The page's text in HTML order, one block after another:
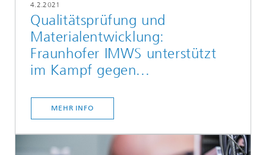
4.2.2021
Qualitätsprüfung und
Materialentwicklung:
Fraunhofer IMWS unterstützt
im Kampf gegen...
MEHR INFO